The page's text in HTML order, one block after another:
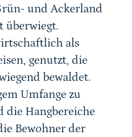
und Ackerland
überwiegt.
als
genutzt, die
bewaldet.
Umfange zu
die Hangbereiche
Bewohner der